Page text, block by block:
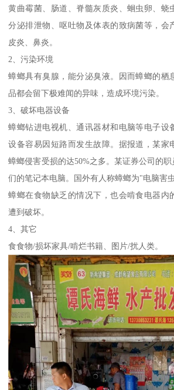
黄曲霉菌、肠道、脊髓灰质炎、蛔虫卵、蛲
分泌排泄物、呕吐物及体表的致病菌等，会
皮炎、鼻炎。
2、污染环境
蟑螂具有臭腺，能分泌臭液。因而蟑螂的栖
品都会留下极难闻的异味，造成环境污染。
3、破坏电器设备
蟑螂钻进电视机、通讯器材和电脑等电子设
设备容易因短路而发生故障。据报道，某家
蟑螂侵害受损的达50%之多。某证券公司的
们的笔记本电脑。国外有人称蟑螂为"电脑害虫
蟑螂在食物缺乏的情况下，也会啃食电器内
遭到破坏。
4、其它
食食物/损坏家具/啃烂书籍、图片/扰人类。